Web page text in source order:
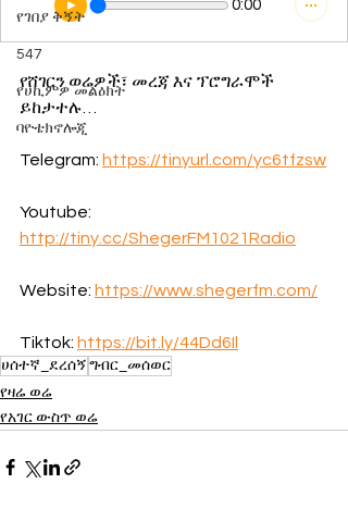
የገበያ ቅኝት
547
የሀኪምዎ መልዕክት
ባዮቴክኖሎጂ
0:00
የሸገርን ወሬዎች፣ መረጃ እና ፕሮግራሞች
ይከታተሉ…
Telegram: https://tinyurl.com/yc6tfzsw
Youtube:
http://tiny.cc/ShegerFM1021Radio
Website: https://www.shegerfm.com/
Tiktok: https://bit.ly/44Dd6Il
ሀሰተኛ_ደረሰኝ ግብር_መሰወር
የዛሬ ወሬ
የአገር ውስጥ ወሬ